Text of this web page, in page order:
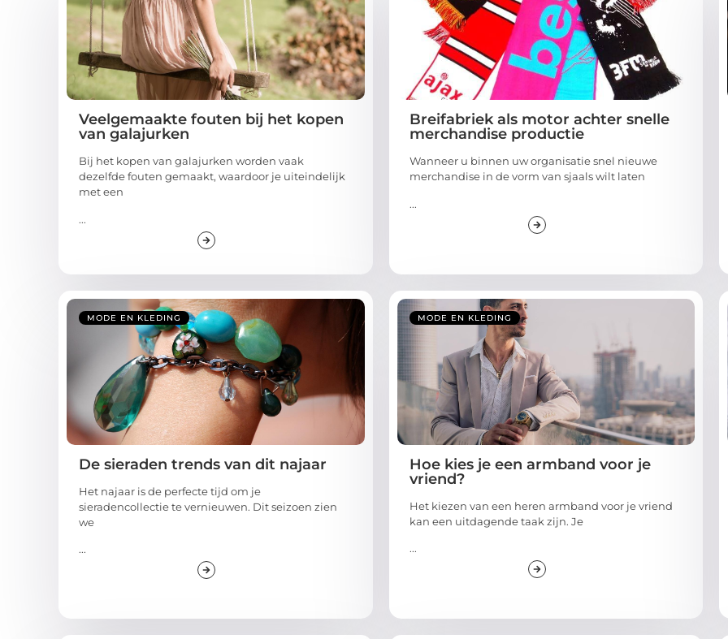
Veelgemaakte fouten bij het kopen
van galajurken
Bij het kopen van galajurken worden vaak
dezelfde fouten gemaakt, waardoor je uiteindelijk
met een
...
Breifabriek als motor achter snelle
merchandise productie
Wanneer u binnen uw organisatie snel nieuwe
merchandise in de vorm van sjaals wilt laten
...
MODE EN KLEDING
De sieraden trends van dit najaar
Het najaar is de perfecte tijd om je
sieradencollectie te vernieuwen. Dit seizoen zien
we
...
MODE EN KLEDING
Hoe kies je een armband voor je
vriend?
Het kiezen van een heren armband voor je vriend
kan een uitdagende taak zijn. Je
...